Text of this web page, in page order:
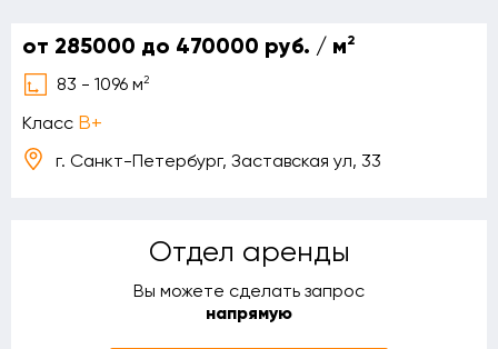
от 285000 до 470000 руб. / м2
83 - 1096 м2
Класс B+
г. Санкт-Петербург, Заставская ул, 33
Отдел аренды
Вы можете сделать запрос
напрямую